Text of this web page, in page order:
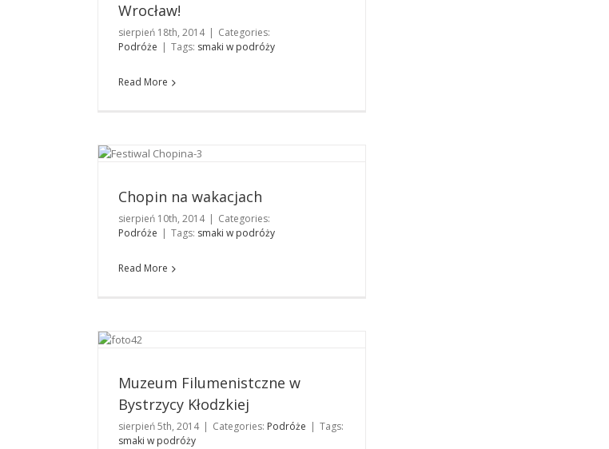
Wrocław!
sierpień 18th, 2014 | Categories:
Podróże | Tags: smaki w podróży
Read More
Chopin na wakacjach
Chopin na wakacjach
sierpień 10th, 2014 | Categories:
Podróże | Tags: smaki w podróży
Read More
Muzeum Filumenistczne w Bystrzycy Kłodzkiej
Muzeum Filumenistczne w
Bystrzycy Kłodzkiej
sierpień 5th, 2014 | Categories: Podróże | Tags:
smaki w podróży